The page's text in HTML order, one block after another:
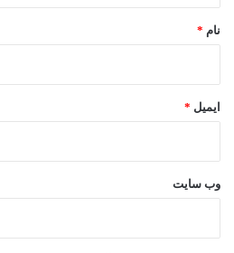
نام *
ایمیل *
وب‌ سایت